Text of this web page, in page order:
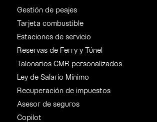
Gestión de peajes
Tarjeta combustible
Estaciones de servicio
Reservas de Ferry y Túnel
Talonarios CMR personalizados
Ley de Salario Mínimo
Recuperación de impuestos
Asesor de seguros
Copilot